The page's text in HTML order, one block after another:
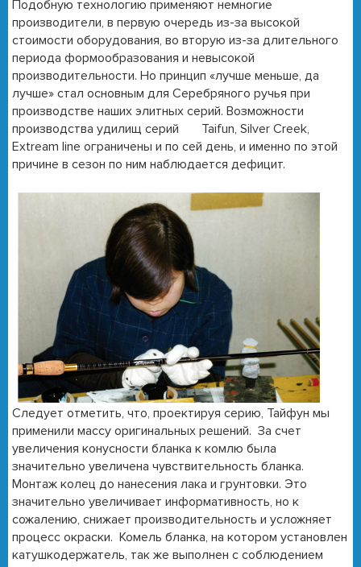
Подобную технологию применяют немногие
производители, в первую очередь из-за высокой
стоимости оборудования, во вторую из-за длительного
периода формообразования и невысокой
производительности. Но принцип «лучше меньше, да
лучше» стал основным для Серебряного ручья при
производстве наших элитных серий. Возможности
производства удилищ серий Taifun, Silver Creek,
Extream line ограничены и по сей день, и именно по этой
причине в сезон по ним наблюдается дефицит.
Следует отметить, что, проектируя серию, Тайфун мы
применили массу оригинальных решений. За счет
увеличения конусности бланка к комлю была
значительно увеличена чувствительность бланка.
Монтаж колец до нанесения лака и грунтовки. Это
значительно увеличивает информативность, но к
сожалению, снижает производительность и усложняет
процесс окраски. Комель бланка, на котором установлен
катушкодержатель, так же выполнен с соблюдением